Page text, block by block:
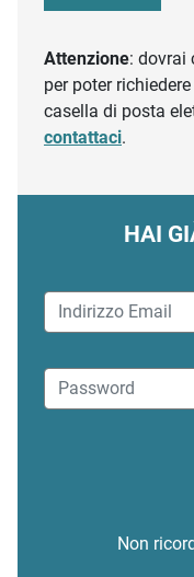
Attenzione: dovrai
per poter
casella di posta
contattaci.
HAI
Non